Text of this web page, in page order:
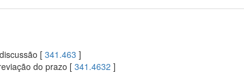
[341.463 ]
do prazo [341.4632 ]